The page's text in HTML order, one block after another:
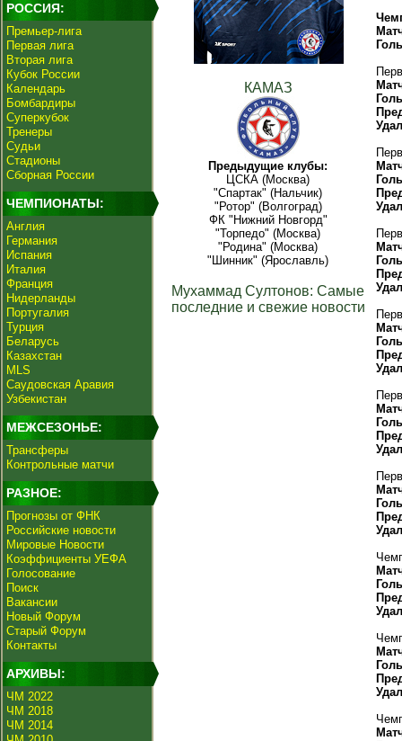
РОССИЯ:
Премьер-лига
Первая лига
Вторая лига
Кубок России
Календарь
Бомбардиры
Суперкубок
Тренеры
Судьи
Стадионы
Сборная России
ЧЕМПИОНАТЫ:
Англия
Германия
Испания
Италия
Франция
Нидерланды
Португалия
Турция
Беларусь
Казахстан
MLS
Саудовская Аравия
Узбекистан
МЕЖСЕЗОНЬЕ:
Трансферы
Контрольные матчи
РАЗНОЕ:
Прогнозы от ФНК
Российские новости
Мировые Новости
Коэффициенты УЕФА
Голосование
Поиск
Вакансии
Новый Форум
Старый Форум
Контакты
АРХИВЫ:
ЧМ 2022
ЧМ 2018
ЧМ 2014
КАМАЗ
Предыдущие клубы:
ЦСКА (Москва)
"Спартак" (Нальчик)
"Ротор" (Волгоград)
ФК "Нижний Новгорд"
"Торпедо" (Москва)
"Родина" (Москва)
"Шинник" (Ярославль)
Мухаммад Султонов: Самые
последние и свежие новости